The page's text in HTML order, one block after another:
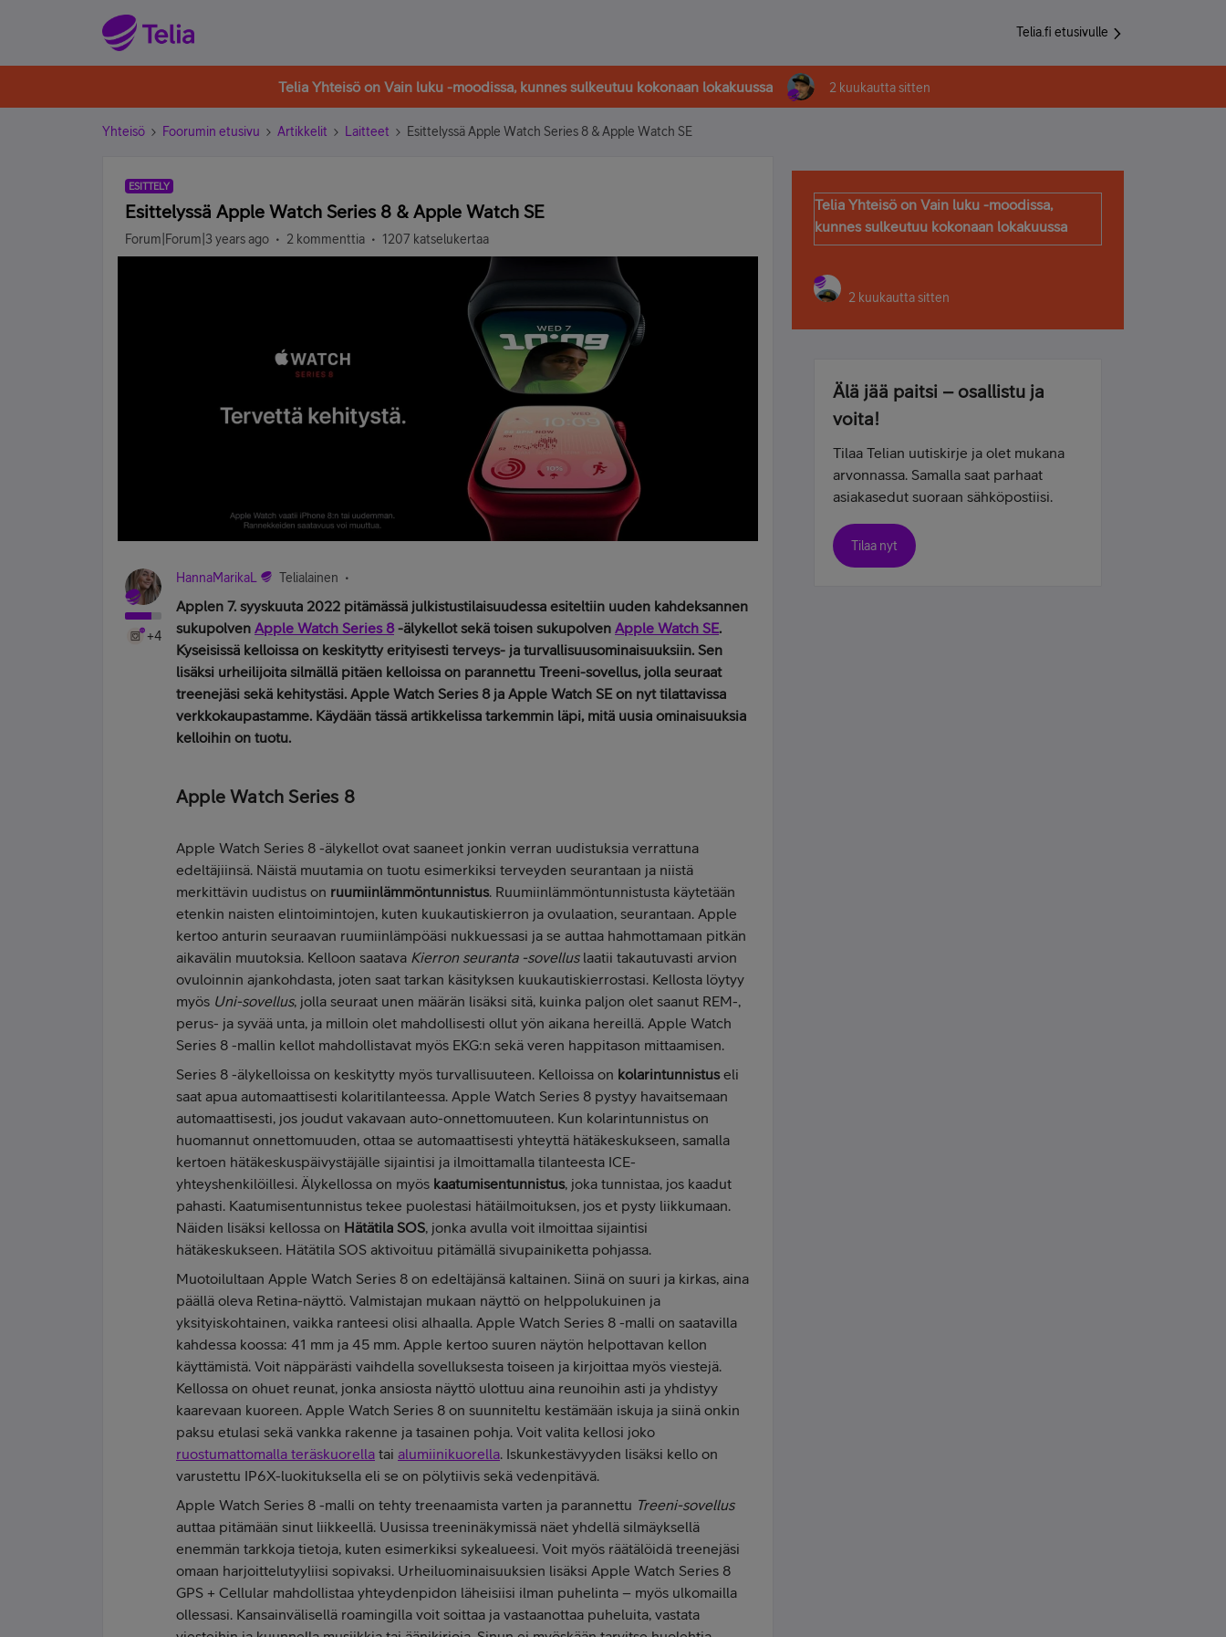
Telia.fi etusivulle
Telia Yhteisö on Vain luku -moodissa, kunnes sulkeutuu kokonaan lokakuussa 2 kuukautta sitten
Yhteisö Foorumin etusivu Artikkelit Laitteet Esittelyssä Apple Watch Series 8 & Apple Watch SE
ESITTELY
Esittelyssä Apple Watch Series 8 & Apple Watch SE
Forum|Forum|3 years ago 2 kommenttia 1207 katselukertaa
+4
HannaMarikaL Telialainen
Applen 7. syyskuuta 2022 pitämässä julkistustilaisuudessa esiteltiin uuden kahdeksannen
sukupolven Apple Watch Series 8-älykellot sekä toisen sukupolven Apple Watch SE.
Kyseisissä kelloissa on keskitytty erityisesti terveys- ja turvallisuusominaisuuksiin. Sen
lisäksi urheilijoita silmällä pitäen kelloissa on parannettu Treeni-sovellus, jolla seuraat
treenejäsi sekä kehitystäsi. Apple Watch Series 8 ja Apple Watch SE on nyt tilattavissa
verkkokaupastamme. Käydään tässä artikkelissa tarkemmin läpi, mitä uusia ominaisuuksia
kelloihin on tuotu.
Apple Watch Series 8
Apple Watch Series 8 -älykellot ovat saaneet jonkin verran uudistuksia verrattuna
edeltäjiinsä. Näistä muutamia on tuotu esimerkiksi terveyden seurantaan ja niistä
merkittävin uudistus on ruumiinlämmöntunnistus. Ruumiinlämmöntunnistusta käytetään
etenkin naisten elintoimintojen, kuten kuukautiskierron ja ovulaation, seurantaan. Apple
kertoo anturin seuraavan ruumiinlämpöäsi nukkuessasi ja se auttaa hahmottamaan pitkän
aikavälin muutoksia. Kelloon saatava Kierron seuranta -sovelluslaatii takautuvasti arvion
ovuloinnin ajankohdasta, joten saat tarkan käsityksen kuukautiskierrostasi. Kellosta löytyy
myös Uni-sovellus, jolla seuraat unen määrän lisäksi sitä, kuinka paljon olet saanut REM-,
perus- ja syvää unta, ja milloin olet mahdollisesti ollut yön aikana hereillä. Apple Watch
Series 8 -mallin kellot mahdollistavat myös EKG:n sekä veren happitason mittaamisen.
Series 8 -älykelloissa on keskitytty myös turvallisuuteen. Kelloissa on kolarintunnistuseli
saat apua automaattisesti kolaritilanteessa. Apple Watch Series 8 pystyy havaitsemaan
automaattisesti, jos joudut vakavaan auto-onnettomuuteen. Kun kolarintunnistus on
huomannut onnettomuuden, ottaa se automaattisesti yhteyttä hätäkeskukseen, samalla
kertoen hätäkeskuspäivystäjälle sijaintisi ja ilmoittamalla tilanteesta ICE-
yhteyshenkilöillesi. Älykellossa on myös kaatumisentunnistus, joka tunnistaa, jos kaadut
pahasti. Kaatumisentunnistus tekee puolestasi hätäilmoituksen, jos et pysty liikkumaan.
Näiden lisäksi kellossa on Hätätila SOS, jonka avulla voit ilmoittaa sijaintisi
hätäkeskukseen. Hätätila SOS aktivoituu pitämällä sivupainiketta pohjassa.
Muotoilultaan Apple Watch Series 8 on edeltäjänsä kaltainen. Siinä on suuri ja kirkas, aina
päällä oleva Retina-näyttö. Valmistajan mukaan näyttö on helppolukuinen ja
yksityiskohtainen, vaikka ranteesi olisi alhaalla. Apple Watch Series 8 -malli on saatavilla
kahdessa koossa: 41 mm ja 45 mm. Apple kertoo suuren näytön helpottavan kellon
käyttämistä. Voit näppärästi vaihdella sovelluksesta toiseen ja kirjoittaa myös viestejä.
Kellossa on ohuet reunat, jonka ansiosta näyttö ulottuu aina reunoihin asti ja yhdistyy
kaarevaan kuoreen. Apple Watch Series 8 on suunniteltu kestämään iskuja ja siinä onkin
paksu etulasi sekä vankka rakenne ja tasainen pohja. Voit valita kellosi joko
ruostumattomalla teräskuorella tai alumiinikuorella. Iskunkestävyyden lisäksi kello on
varustettu IP6X-luokituksella eli se on pölytiivis sekä vedenpitävä.
Apple Watch Series 8 -malli on tehty treenaamista varten ja parannettu Treeni-sovellus
auttaa pitämään sinut liikkeellä. Uusissa treeninäkymissä näet yhdellä silmäyksellä
enemmän tarkkoja tietoja, kuten esimerkiksi sykealueesi. Voit myös räätälöidä treenejäsi
omaan harjoittelutyyliisi sopivaksi. Urheiluominaisuuksien lisäksi Apple Watch Series 8
GPS + Cellular mahdollistaa yhteydenpidon läheisiisi ilman puhelinta – myös ulkomailla
ollessasi. Kansainvälisellä roamingilla voit soittaa ja vastaanottaa puheluita, vastata
Telia Yhteisö on Vain luku -moodissa,
kunnes sulkeutuu kokonaan lokakuussa
2 kuukautta sitten
Älä jää paitsi – osallistu ja
voita!
Tilaa Telian uutiskirje ja olet mukana
arvonnassa. Samalla saat parhaat
asiakasedut suoraan sähköpostiisi.
Tilaa nyt